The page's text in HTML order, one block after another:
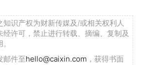
知识产权为财新传媒及/或相关权利人
经许可，禁止进行转载、摘编、复制及
邮件至hello@caixin.com ，获得书面